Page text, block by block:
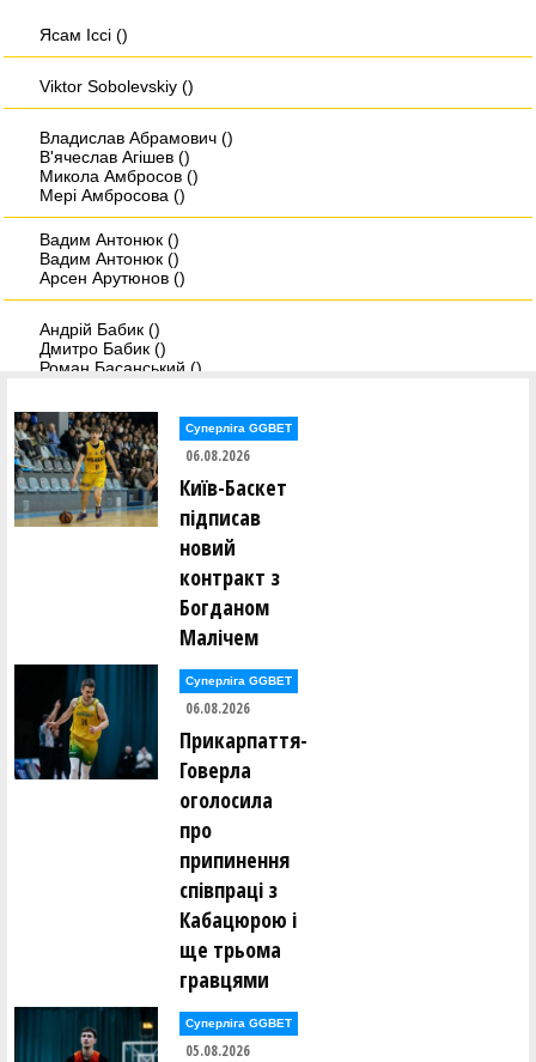
Ясам Iссi ()
Viktor Sobolevskiy ()
Владислав Абрамович ()
В'ячеслав Агішев ()
Микола Амбросов ()
Мері Амбросова ()
Вадим Антонюк ()
Вадим Антонюк ()
Арсен Арутюнов ()
Андрій Бабик ()
Дмитро Бабик ()
Роман Басанський ()
Андрій Біленко ()
Христина Бобанич ()
Дмитро Бовсунюк ()
Микита Богатирьов ()
Віктор Боженар ()
Сергій Варелджан ()
Юрій Вітенко ()
Юрій Вітківський ()
Єлизавета Войнаровська ()
Леонід Войнаровський ()
Максим Воробйов ()
Олександр Гайдамака ()
Павло Гайдамака ()
Михайло Гераськін ()
Олександр Гненюк ()
Денис Грищенко ()
Юрій Гуменков ()
Олексій Гусаковський ()
Олексій Гусаковський ()
Суперліга GGBET
06.08.2026
Київ-Баскет
підписав
новий
контракт з
Богданом
Малічем
Суперліга GGBET
06.08.2026
Прикарпаття-
Говерла
оголосила
про
припинення
співпраці з
Кабацюрою і
ще трьома
гравцями
Суперліга GGBET
05.08.2026